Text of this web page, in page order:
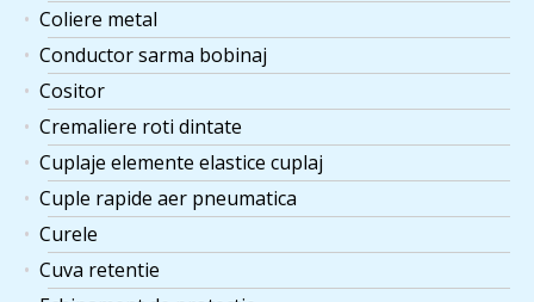
Coliere metal
Conductor sarma bobinaj
Cositor
Cremaliere roti dintate
Cuplaje elemente elastice cuplaj
Cuple rapide aer pneumatica
Curele
Cuva retentie